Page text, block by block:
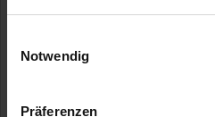
Notwendig
Präferenzen
Schwangere tabu:
denen du schwere Lasten